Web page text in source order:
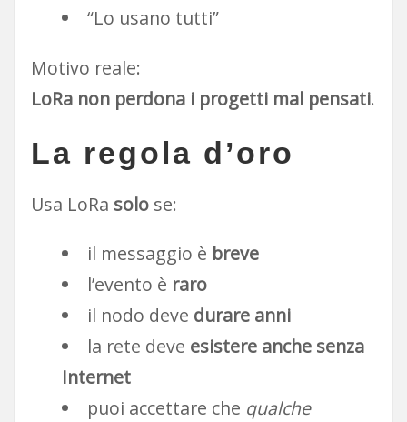
“Lo usano tutti”
Motivo reale:
LoRa non perdona i progetti mal pensati.
La regola d’oro
Usa LoRa solose:
il messaggio è breve
l’evento è raro
il nodo deve durare anni
la rete deve esistere anche senza
Internet
puoi accettare che qualche